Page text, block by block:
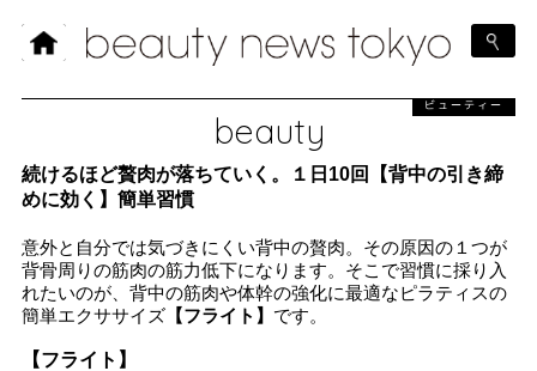
beauty
ビューティー
続けるほど贅肉が落ちていく。１日10回【背中の引き締
めに効く】簡単習慣
意外と自分では気づきにくい背中の贅肉。その原因の１つが
背骨周りの筋肉の筋力低下になります。そこで習慣に採り入
れたいのが、背中の筋肉や体幹の強化に最適なピラティスの
簡単エクササイズ 【フライト】 です。
【フライト】